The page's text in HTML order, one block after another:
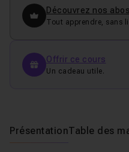
Découvrez nos abos
Tout apprendre, sans
Offrir ce cours
Un cadeau utile.
PrésentationTable des